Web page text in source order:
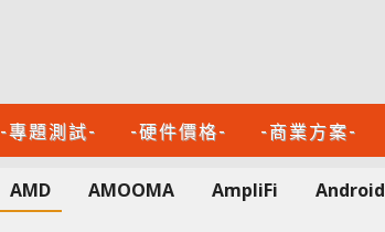
-專題測試- -硬件價格- -商業方案-
AMD AMOOMA AmpliFi Android